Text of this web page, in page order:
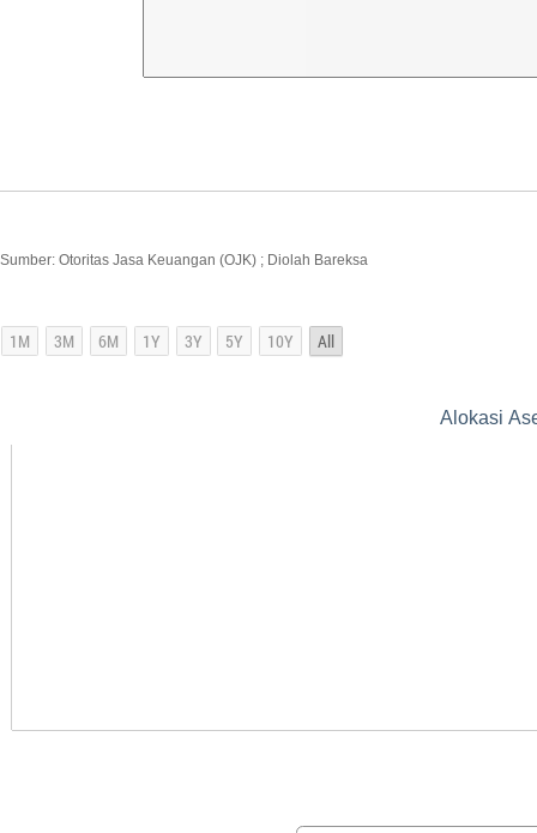
Sumber: Otoritas Jasa Keuangan (OJK) ; Diolah Bareksa
Alokasi